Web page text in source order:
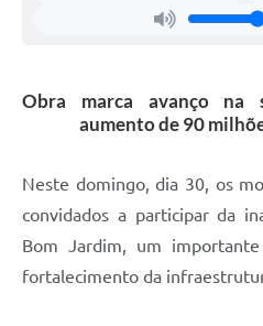
Obra marca avanço na
aumento de 90
Neste domingo, dia 30, os
convidados a participar da
Bom Jardim, um
fortalecimento da